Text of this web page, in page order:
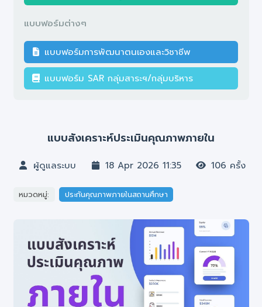
แบบฟอร์มต่างๆ
แบบฟอร์มการพัฒนาตนเองและวิชาชีพ
แบบฟอร์ม SAR กลุ่มสาระฯ/กลุ่มบริหาร
แบบสังเคราะห์ประเมินคุณภาพภายใน
ผู้ดูแลระบบ 18 Apr 2026 11:35 106 ครั้ง
หมวดหมู่: ประกันคุณภาพภายในสถานศึกษา